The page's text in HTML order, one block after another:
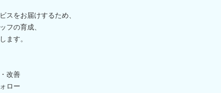
スをお届けするため、
フの育成、
ます。
改善
ロー